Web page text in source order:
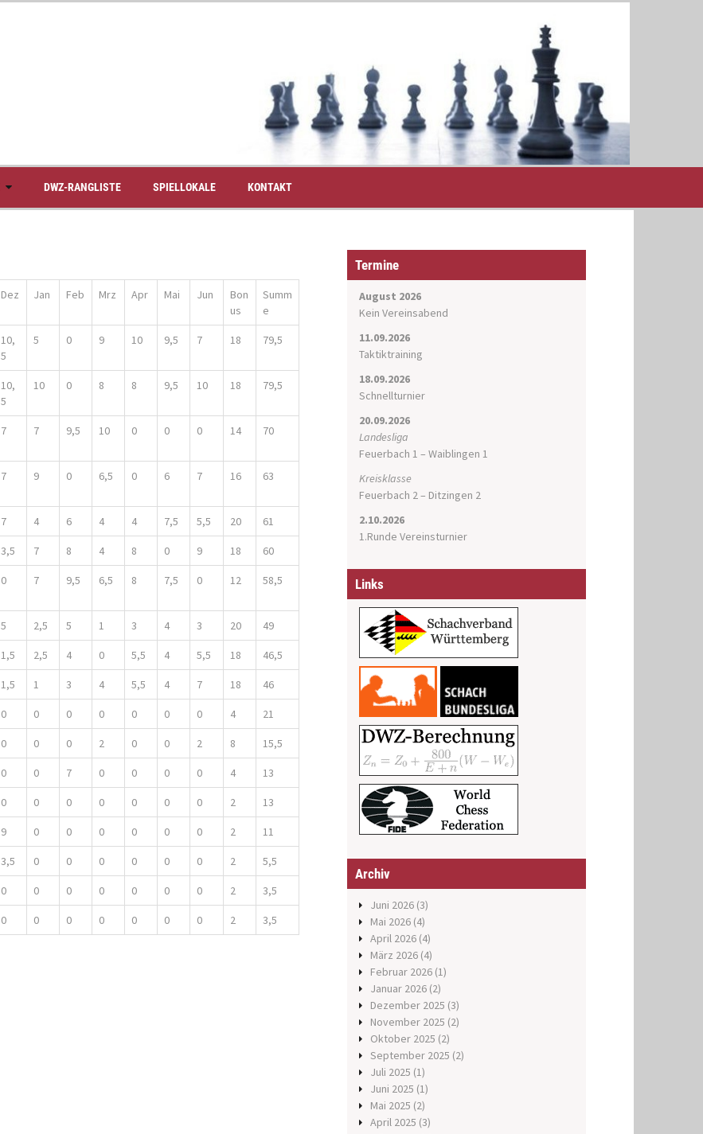
DWZ-RANGLISTE SPIELLOKALE KONTAKT
Dez Jan Feb Mrz Apr Mai Jun
Bon
us
Summ
e
10,
5
5 0 9 10 9,5 7 18 79,5
10,
5
10 0 8 8 9,5 10 18 79,5
7 7 9,5 10 0 0 0 14 70
7 9 0 6,5 0 6 7 16 63
7 4 6 4 4 7,5 5,5 20 61
3,5 7 8 4 8 0 9 18 60
0 7 9,5 6,5 8 7,5 0 12 58,5
5 2,5 5 1 3 4 3 20 49
1,5 2,5 4 0 5,5 4 5,5 18 46,5
1,5 1 3 4 5,5 4 7 18 46
0 0 0 0 0 0 0 4 21
0 0 0 2 0 0 2 8 15,5
0 0 7 0 0 0 0 4 13
0 0 0 0 0 0 0 2 13
9 0 0 0 0 0 0 2 11
3,5 0 0 0 0 0 0 2 5,5
0 0 0 0 0 0 0 2 3,5
0 0 0 0 0 0 0 2 3,5
Termine
August 2026
Kein Vereinsabend
11.09.2026
Taktiktraining
18.09.2026
Schnellturnier
20.09.2026
Landesliga
Feuerbach 1 – Waiblingen 1
Kreisklasse
Feuerbach 2 – Ditzingen 2
2.10.2026
1.Runde Vereinsturnier
Links
Archiv
Juni 2026 (3)
Mai 2026 (4)
April 2026 (4)
März 2026 (4)
Februar 2026 (1)
Januar 2026 (2)
Dezember 2025 (3)
November 2025 (2)
Oktober 2025 (2)
September 2025 (2)
Juli 2025 (1)
Juni 2025 (1)
Mai 2025 (2)
April 2025 (3)